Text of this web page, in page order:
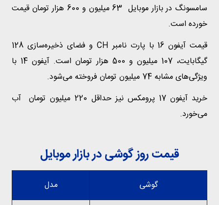
سامسونگ در بازار موبایل 63 میلیون و 600 هزار تومان قیمت
خورده است.
قیمت آیفون 16 با پارت نامبر CH و فضای ذخیره‌سازی 128
گیگابایت، 107 میلیون و 500 هزار تومان است. آیفون 14 با
ویژگی‌های مشابه 74 میلیون تومان فروخته می‌شود.
خرید آیفون 17 پرومکس نیز حداقل 220 میلیون تومان آب
می‌خورد.
قیمت روز گوشی در بازار موبایل
گوشی مدل